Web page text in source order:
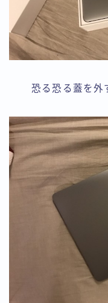
恐る恐る蓋を外